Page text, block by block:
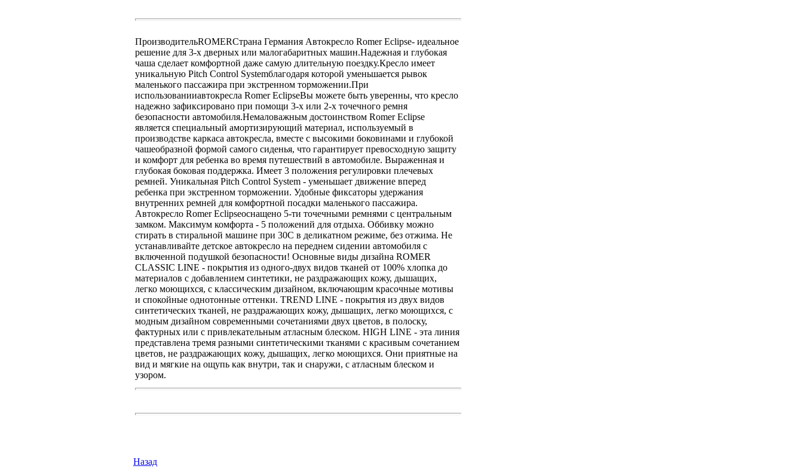
ПроизводительROMERСтрана Германия Автокресло Romer Eclipse- идеальное
решение для 3-х дверных или малогабаритных машин.Надежная и глубокая
чаша сделает комфортной даже самую длительную поездку.Кресло имеет
уникальную Pitch Control Systemблагодаря которой уменьшается рывок
маленького пассажира при экстренном торможении.При
использованииавтокресла Romer EclipseВы можете быть уверенны, что кресло
надежно зафиксировано при помощи 3-х или 2-х точечного ремня
безопасности автомобиля.Немаловажным достоинством Romer Eclipse
является специальный амортизирующий материал, используемый в
производстве каркаса автокресла, вместе с высокими боковинами и глубокой
чашеобразной формой самого сиденья, что гарантирует превосходную защиту
и комфорт для ребенка во время путешествий в автомобиле. Выраженная и
глубокая боковая поддержка. Имеет 3 положения регулировки плечевых
ремней. Уникальная Pitch Control System - уменьшает движение вперед
ребенка при экстренном торможении. Удобные фиксаторы удержания
внутренних ремней для комфортной посадки маленького пассажира.
Автокресло Romer Eclipseоснащено 5-ти точечными ремнями с центральным
замком. Максимум комфорта - 5 положений для отдыха. Оббивку можно
стирать в стиральной машине при 30С в деликатном режиме, без отжима. Не
устанавливайте детское автокресло на переднем сидении автомобиля с
включенной подушкой безопасности! Основные виды дизайна ROMER
CLASSIC LINE - покрытия из одного-двух видов тканей от 100% хлопка до
материалов с добавлением синтетики, не раздражающих кожу, дышащих,
легко моющихся, с классическим дизайном, включающим красочные мотивы
и спокойные однотонные оттенки. TREND LINE - покрытия из двух видов
синтетических тканей, не раздражающих кожу, дышащих, легко моющихся, с
модным дизайном современными сочетаниями двух цветов, в полоску,
фактурных или с привлекательным атласным блеском. HIGH LINE - эта линия
представлена тремя разными синтетическими тканями с красивым сочетанием
цветов, не раздражающих кожу, дышащих, легко моющихся. Они приятные на
вид и мягкие на ощупь как внутри, так и снаружи, с атласным блеском и
узором.
Назад